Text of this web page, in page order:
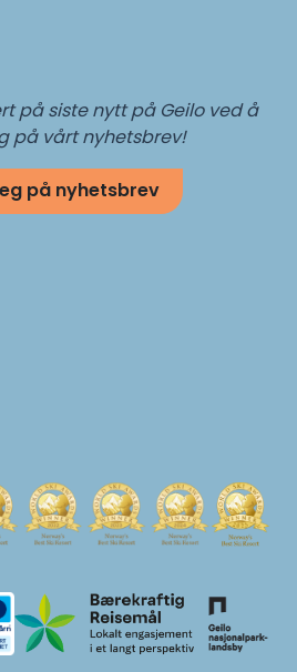
på siste nytt på Geilo ved å
på vårt nyhetsbrev!
på nyhetsbrev